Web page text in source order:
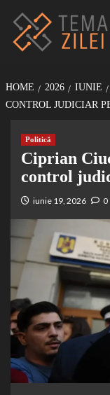
conținut
HOME 2026 IUNIE
CONTROL JUDICIAR
Politică
Ciprian
control
iunie 19, 2026 0